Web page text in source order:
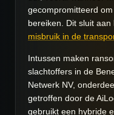
gecompromitteerd
bereiken. Dit sluit aan
misbruik in de
Intussen maken
slachtoffers in de
Netwerk NV,
getroffen door de
gebruikt een hybride